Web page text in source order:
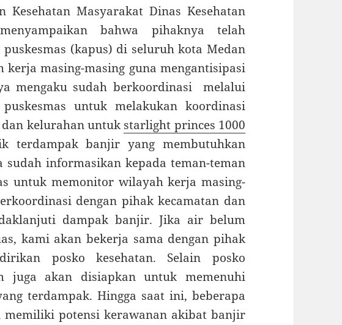
Kesehatan Masyarakat Dinas Kesehatan
bahwa pihaknya telah
(kapus) di seluruh kota Medan
masing-masing guna mengantisipasi
mengaku sudah berkoordinasi melalui
untuk melakukan koordinasi
kelurahan untuk starlight princes 1000
terdampak banjir yang membutuhkan
sudah informasikan kepada teman-teman
untuk memonitor wilayah kerja masing-
dengan pihak kecamatan dan
dampak banjir. Jika air belum
kami akan bekerja sama dengan pihak
posko kesehatan. Selain posko
juga akan disiapkan untuk memenuhi
terdampak. Hingga saat ini, beberapa
potensi kerawanan akibat banjir